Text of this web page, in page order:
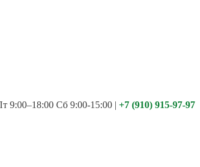
9:00–18:00 Сб 9:00-15:00 | +7 (910) 915-97-97